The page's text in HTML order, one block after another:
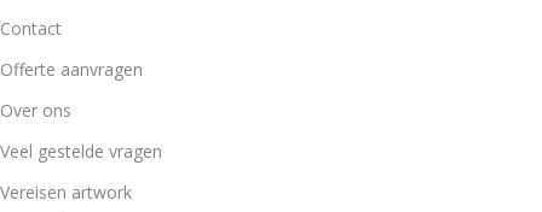
Contact
Offerte aanvragen
Over ons
Veel gestelde vragen
Vereisen artwork